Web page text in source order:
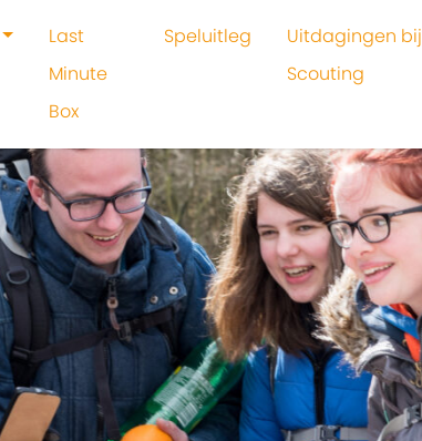
Last
Minute
Box
Speluitleg
Uitdagingen bij
Scouting